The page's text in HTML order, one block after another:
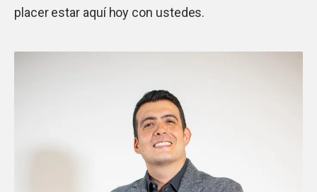
placer estar aquí hoy con ustedes.